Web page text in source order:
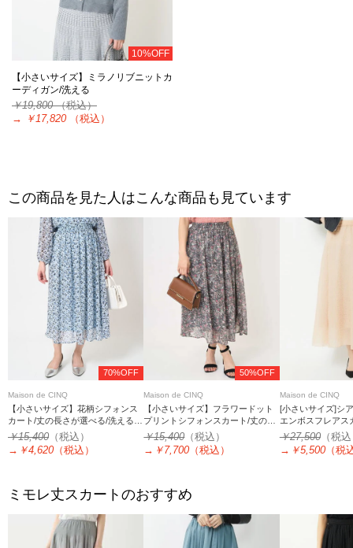
10%OFF
【小さいサイズ】ミラノリブニットカ
ーディガン/洗える
￥19,800（税込）
→
￥17,820 （税込）
この商品を見た人はこんな商品も見ています
70%OFF
Maison de CINQ
【小さいサイズ】花柄シフォンス
カート/丈の長さが選べる/洗える/
セットアップ対応
￥15,400 （税込）
→ ￥4,620 （税込）
50%OFF
Maison de CINQ
【小さいサイズ】フラワードット
プリントシフォンスカート/丈の長
さが選べる/洗濯機で洗える/セット
アップ対応
￥15,400（税込）
→ ￥7,700 （税込）
Maison de CINQ
[小さいサイズ]シ
エンボスフレアス
￥27,500（税
→ ￥5,500（税
ミモレ丈スカートのおすすめ